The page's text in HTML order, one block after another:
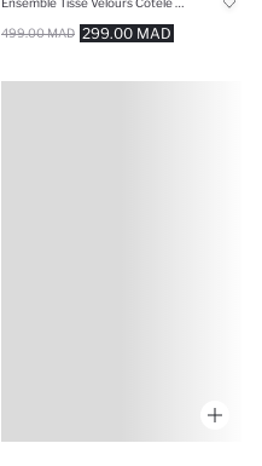
299.00 MAD
499.00 MAD